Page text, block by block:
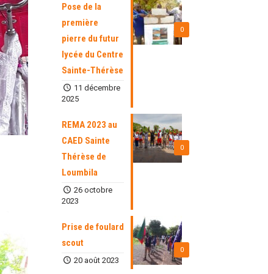
0
Pose de la
première
pierre du futur
lycée du Centre
Sainte-Thérèse
11 décembre
2025
0
REMA 2023 au
CAED Sainte
Thérèse de
Loumbila
26 octobre
2023
0
Prise de foulard
scout
20 août 2023